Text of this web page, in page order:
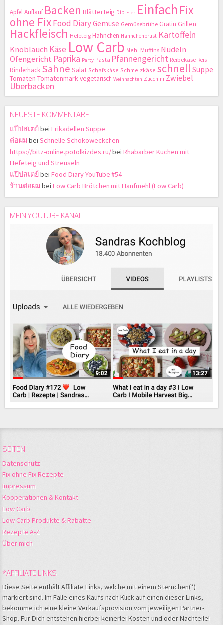
ApfelAuflauf Backen Blätterteig Dip Eier Einfach Fix
ohne FixFood DiaryGemüse Gemüsebrühe Gratin Grillen
Hackfleisch Hefeteig Hähnchen Hähnchenbrust Kartoffeln
Knoblauch Käse Low Carb Mehl Muffins Nudeln
Ofengericht Paprika Party Pasta Pfannengericht Reibekäse Reis
Rinderhack Sahne Salat Schafskäse Schmelzkäse schnell Suppe
Tomaten Tomatenmarkvegetarisch Weihnachten Zucchini Zwiebel
Überbacken
NEUESTE KOMMENTARE
แป๊ปสเตย์bei Frikadellen Suppe
ต่อผม bei Schnelle Schokoweckchen
https://bitz-online.potolkizdes.ru/bei Rhabarber Kuchen mit
Hefeteig und Streuseln
แป๊ปสเตย์bei Food Diary YouTube #54
ร้านต่อผม bei Low Carb Brötchen mit Hanfmehl (Low Carb)
MEIN YOUTUBE KANAL
SEITEN
Datenschutz
Fix ohne Fix Rezepte
Impressum
Kooperationen & Kontakt
Low Carb
Low Carb Produkte & Rabatte
Rezepte A-Z
Über mich
*AFFILIATE LINKS
Diese Seite enthält Affiliate Links, welche mit einem Sternchen(*)
markiert sind. Im Falle eines Kaufs nach Klick auf einen dieser Links,
bekomme ich eine kleine Verkaufsprovision vom jeweiligen Partner-
Shop. Für Dich entstehen hierbei keinerlei Kosten und oder Nachteile!